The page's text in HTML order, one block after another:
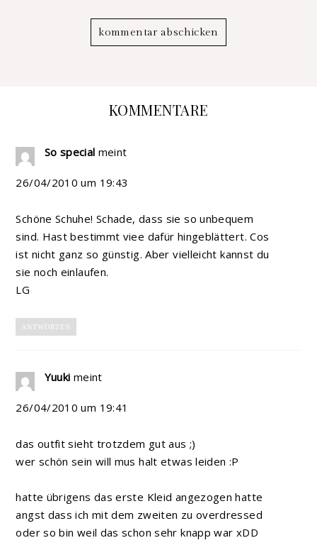
KOMMENTARE
So special meint
26/04/2010 um 19:43
Schöne Schuhe! Schade, dass sie so unbequem
sind. Hast bestimmt viee dafür hingeblättert. Cos
ist nicht ganz so günstig. Aber vielleicht kannst du
sie noch einlaufen.
LG
ANTWORTEN
Yuuki meint
26/04/2010 um 19:41
das outfit sieht trotzdem gut aus ;)
wer schön sein will mus halt etwas leiden :P
hatte übrigens das erste Kleid angezogen hatte
angst dass ich mit dem zweiten zu overdressed
oder so bin weil das schon sehr knapp war xDD